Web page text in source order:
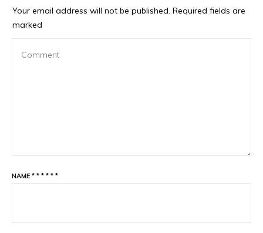
Your email address will not be published. Required fields are
marked
NAME * * * * * *